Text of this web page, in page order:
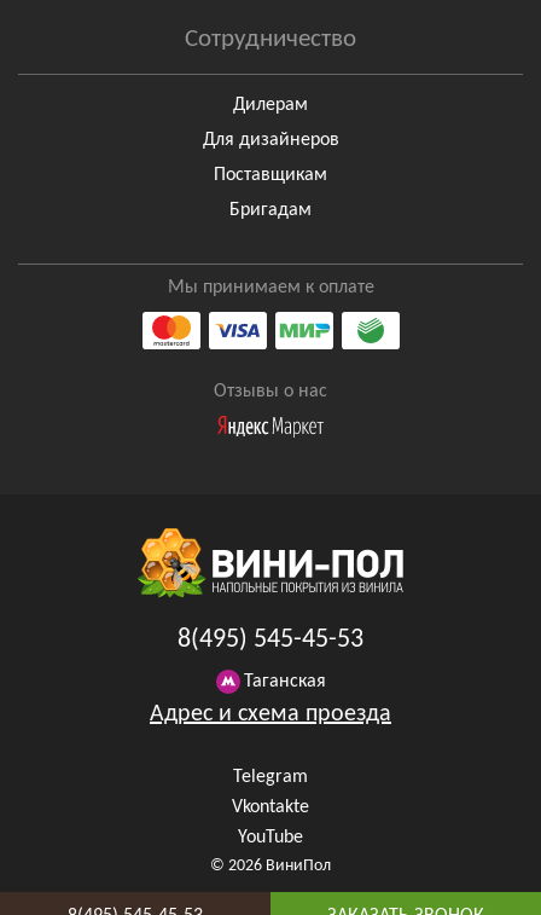
Сотрудничество
Дилерам
Для дизайнеров
Поставщикам
Бригадам
Мы принимаем к оплате
Отзывы о нас
8(495) 545-45-53
Таганская
Адрес и схема проезда
Telegram
Vkontakte
YouTube
© 2026 ВиниПол